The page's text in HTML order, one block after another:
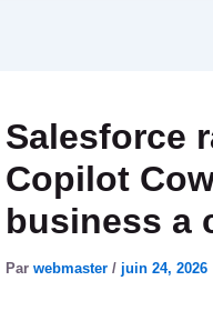
Salesforce
Copilot
business a
Par webmaster / juin 24, 2026